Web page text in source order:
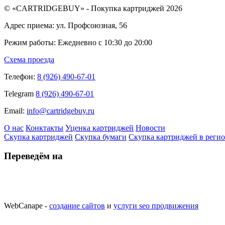
© «CARTRIDGEBUY» - Покупка картриджей 2026
Адрес приема: ул. Профсоюзная, 56
Режим работы: Ежедневно с 10:30 до 20:00
Схема проезда
Телефон: 8 (926) 490-67-01
Telegram 8 (926) 490-67-01
Email: info@cartridgebuy.ru
О нас Конктакты Уценка картриджей Новости
Скупка картриджей Скупка бумаги Скупка картриджей в
Переведём на
WebCanape - создание сайтов и услуги seo продвижения